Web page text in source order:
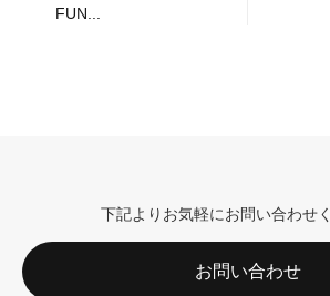
FUN...
下記よりお気軽にお問い合わせ
お問い合わせ